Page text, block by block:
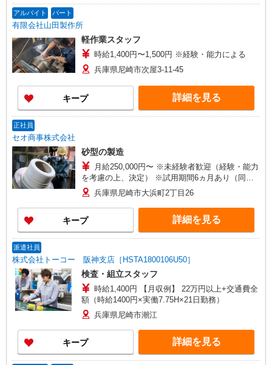
関しては、別途【備考欄】をご参照ください。
アルバイト パート
有限会社山田製作所
軽作業スタッフ
時給1,400円〜1,500円 ※経験・能力による
兵庫県尼崎市次屋3-11-45
キープ 詳細を見る
正社員
セオ商事株式会社
砂型の製造
月給250,000円〜 ※未経験者歓迎（経験・能力
を考慮の上、決定） ※試用期間6ヵ月あり（同条
件） ★年収について★ 2024年 440万円実績
2025年 480万円実績 未経験者でも420万円以上
も目指せます！
兵庫県尼崎市大浜町2丁目26
キープ 詳細を見る
派遣社員
株式会社トーコー 阪神支店［HSTA1800106U50］
検査・組立スタッフ
時給1,400円 【月収例】 22万円以上+交通費全
額（時給1400円×実働7.75H×21日勤務）
兵庫県尼崎市潮江
キープ 詳細を見る